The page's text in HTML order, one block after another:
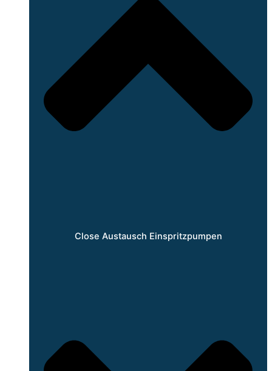
Close Austausch Einspritzpumpen